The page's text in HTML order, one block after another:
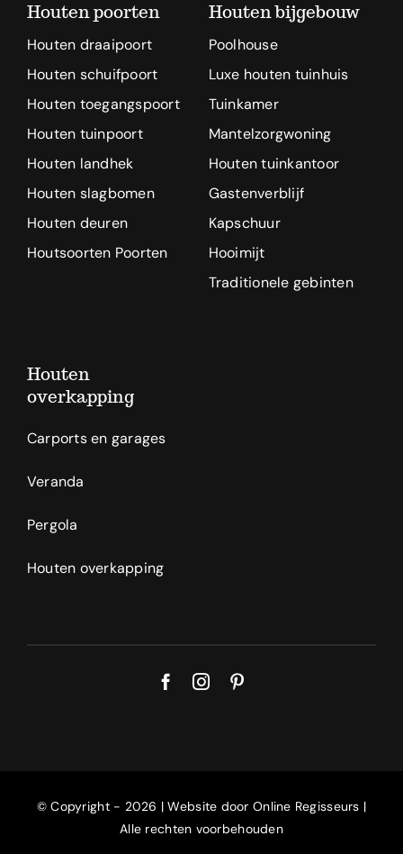
Houten poorten
Houten draaipoort
Houten schuifpoort
Houten toegangspoort
Houten tuinpoort
Houten landhek
Houten slagbomen
Houten deuren
Houtsoorten Poorten
Houten bijgebouw
Poolhouse
Luxe houten tuinhuis
Tuinkamer
Mantelzorgwoning
Houten tuinkantoor
Gastenverblijf
Kapschuur
Hooimijt
Traditionele gebinten
Houten
overkapping
Carports en garages
Veranda
Pergola
Houten overkapping
© Copyright - 2026 | Website doorOnline Regisseurs |
Alle rechten voorbehouden